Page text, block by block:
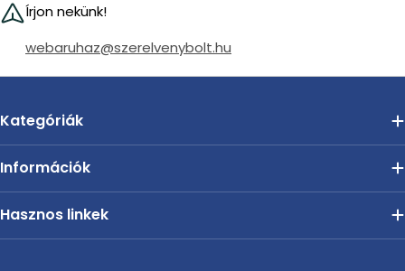
Írjon nekünk!
webaruhaz@szerelvenybolt.hu
Kategóriák
Információk
Hasznos linkek